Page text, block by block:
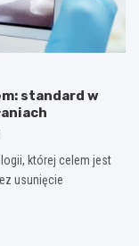
standard w
której celem jest
usunięcie